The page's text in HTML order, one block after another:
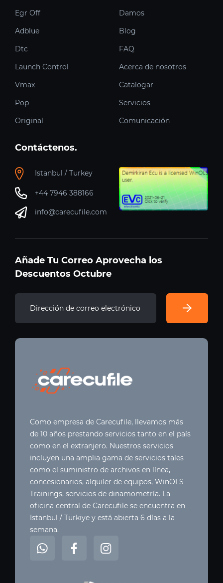
Egr Off
Adblue
Dtc
Launch Control
Vmax
Pop
Original
Damos
Blog
FAQ
Acerca de nosotros
Catalogar
Servicios
Comunicación
Contáctenos.
Istanbul / Turkey
+44 7946 388166
info@carecufile.com
Añade Tu Correo Aprovecha los
Descuentos Octubre
Como empresa de Carecufile, llevamos más
de 10 años prestando servicios tanto en el país
como en el extranjero. Nuestros servicios
incluyen una amplia gama de servicios tales
como el suministro de archivos en línea,
concesionarios, alquiler de equipos, WinOLS
Trainings, servicios de dinamometría. La
oficina central de Carecufile se encuentra en
Istanbul / Türkiye y está abierta 6 días a la
semana.